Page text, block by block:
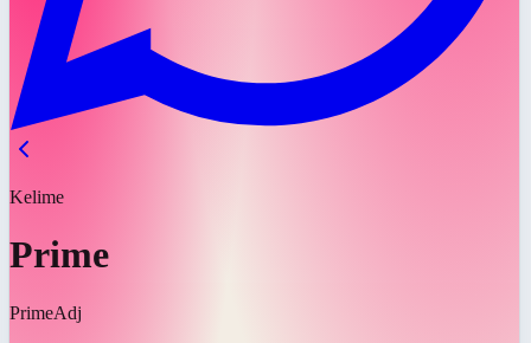
Kelime
Prime
PrimeAdj